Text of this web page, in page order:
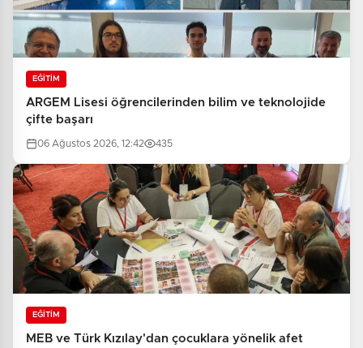
EĞİTİM
ARGEM Lisesi öğrencilerinden bilim ve teknolojide
çifte başarı
06 Ağustos 2026, 12:42 435
EĞİTİM
MEB ve Türk Kızılay'dan çocuklara yönelik afet